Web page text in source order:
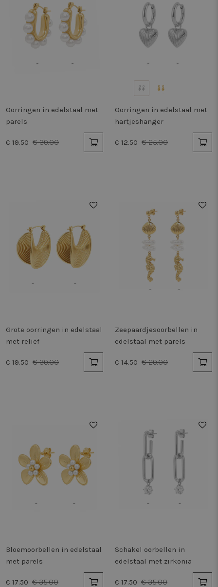
Oorringen in edelstaal met
parels
€ 19.50 € 39.00
Oorringen in edelstaal met
hartjeshanger
€ 12.50 € 25.00
Grote oorringen in edelstaal
met reliëf
€ 19.50 € 39.00
Zeepaardjesoorbellen in
edelstaal met parels
€ 14.50 € 29.00
Bloemoorbellen in edelstaal
met parels
€ 17.50 € 35.00
Schakel oorbellen in
edelstaal met zirkonia
€ 17.50 € 35.00